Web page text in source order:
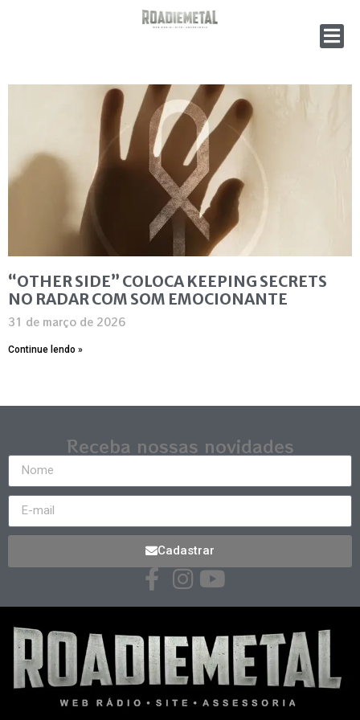
“OTHER SIDE” COLOCA KEEPING SECRETS
NO RADAR COM SOM EMOCIONANTE
31 de março de 2026
Continue lendo »
Receba nossas novidades
Cadastrar